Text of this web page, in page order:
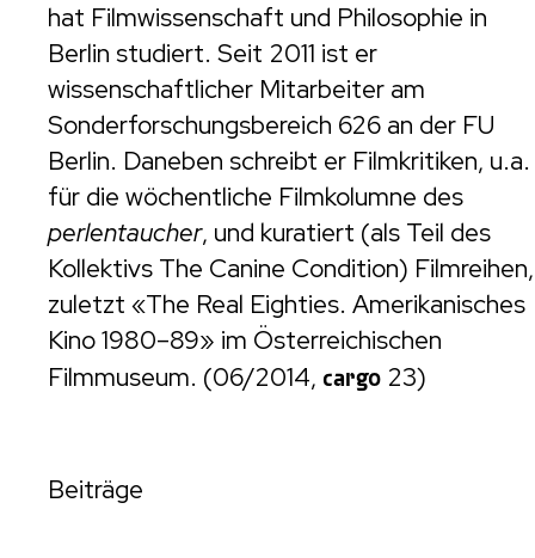
hat Filmwissenschaft und Philosophie in
Berlin studiert. Seit 2011 ist er
wissenschaftlicher Mitarbeiter am
Sonderforschungsbereich 626 an der FU
Berlin. Daneben schreibt er Filmkritiken, u.a.
für die wöchentliche Filmkolumne des
perlentaucher, und kuratiert (als Teil des
Kollektivs The Canine Condition) Filmreihen,
zuletzt «The Real Eighties. Amerikanisches
Kino 1980–89» im Österreichischen
Filmmuseum. (06/2014, cargo 23)
Beiträge